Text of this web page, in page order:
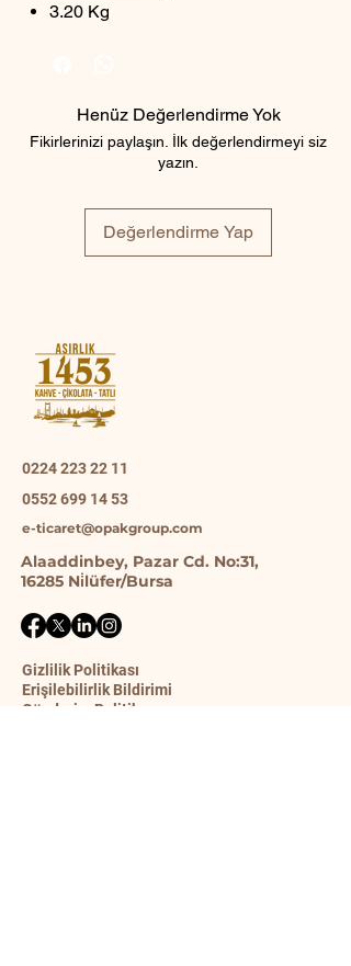
3.20 Kg
Henüz Değerlendirme Yok
Fikirlerinizi paylaşın. İlk değerlendirmeyi siz
yazın.
Değerlendirme Yap
0224 223 22 11
0552 699 14 53
e-ticaret@opakgroup.com
Alaaddinbey, Pazar Cd. No:31,
16285 Ni̇lüfer/Bursa
Gizlilik Politikası
Erişilebilirlik Bildirimi
Gönderim Politikası